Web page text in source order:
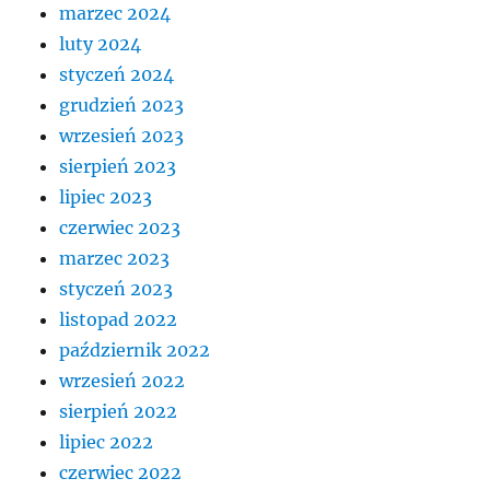
marzec 2024
luty 2024
styczeń 2024
grudzień 2023
wrzesień 2023
sierpień 2023
lipiec 2023
czerwiec 2023
marzec 2023
styczeń 2023
listopad 2022
październik 2022
wrzesień 2022
sierpień 2022
lipiec 2022
czerwiec 2022